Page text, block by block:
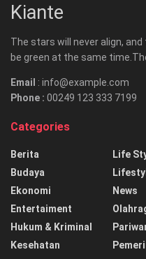
Kiante
The stars will never align,
be green at the same
Email : info@example.com
Phone : 00249 123 333 7199
Categories
Berita
Budaya
Ekonomi
Entertaiment
Hukum & Kriminal
Kesehatan
Life
News